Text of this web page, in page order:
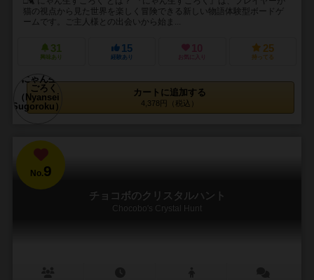
猫の視点から見た世界を楽しく冒険できる新しい物語体験型ボードゲ
ームです。ご主人様との出会いから始ま...
31
興味あり
15
経験あり
10
お気に入り
25
持ってる
カートに追加する
4,378円（税込）
No.9
チョコボのクリスタルハント
Chocobo's Crystal Hunt